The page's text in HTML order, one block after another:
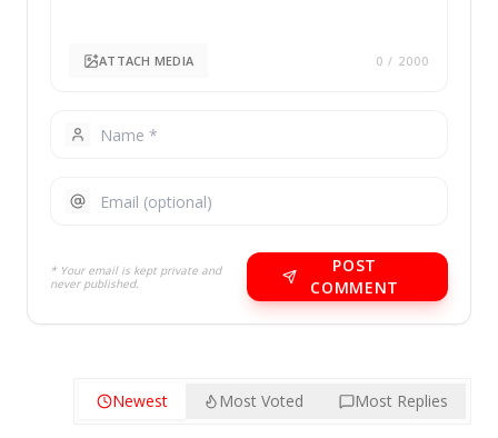
ATTACH MEDIA 0 / 2000
* Your email is kept private and
never published.
POST
COMMENT
Newest Most Voted Most Replies